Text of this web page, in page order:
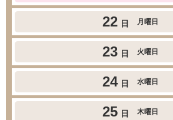
22 日 月曜日
23 日 火曜日
24 日 水曜日
25 日 木曜日